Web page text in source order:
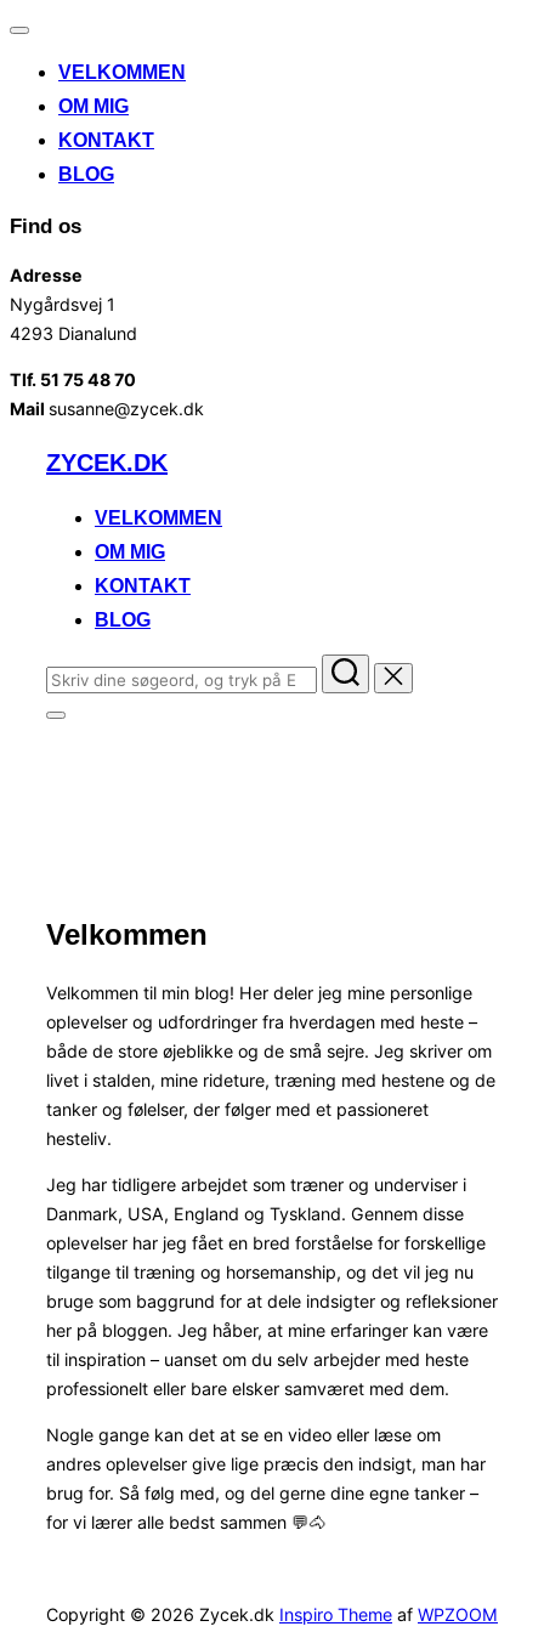
Slå
til/fraVELKOMMEN
OM MIG
KONTAKT
BLOG
Find os
Adresse
Nygårdsvej 1
4293 Dianalund
Tlf. 51 75 48 70
Mail susanne@zycek.dk
VidereZYCEK.DK
VELKOMMEN
OM MIG
KONTAKT
BLOG
Søg
efter:
Slå
indhold
Velkommen
Velkommen til min blog! Her deler jeg mine personlige
oplevelser og udfordringer fra hverdagen med heste –
både de store øjeblikke og de små sejre. Jeg skriver om
livet i stalden, mine rideture, træning med hestene og de
tanker og følelser, der følger med et passioneret
hesteliv.
Jeg har tidligere arbejdet som træner og underviser i
Danmark, USA, England og Tyskland. Gennem disse
oplevelser har jeg fået en bred forståelse for forskellige
tilgange til træning og horsemanship, og det vil jeg nu
bruge som baggrund for at dele indsigter og refleksioner
her på bloggen. Jeg håber, at mine erfaringer kan være
til inspiration – uanset om du selv arbejder med heste
professionelt eller bare elsker samværet med dem.
Nogle gange kan det at se en video eller læse om
andres oplevelser give lige præcis den indsigt, man har
brug for. Så følg med, og del gerne dine egne tanker –
for vi lærer alle bedst sammen 💬🐴
Copyright © 2026 Zycek.dk Inspiro Theme af WPZOOM